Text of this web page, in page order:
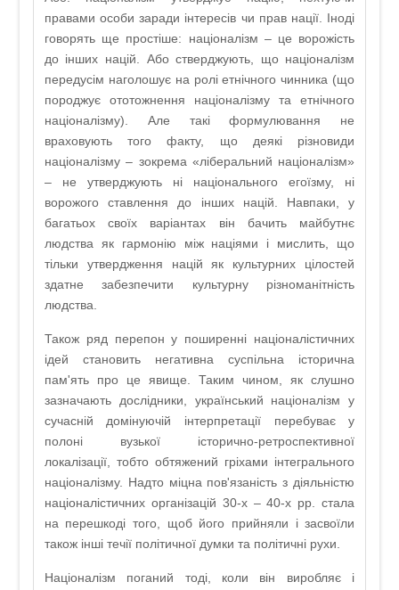
правами особи заради інтересів чи прав нації. Іноді
говорять ще простіше: націоналізм – це ворожість
до інших націй. Або стверджують, що націоналізм
передусім наголошує на ролі етнічного чинника (що
породжує ототожнення націоналізму та етнічного
націоналізму). Але такі формулювання не
враховують того факту, що деякі різновиди
націоналізму – зокрема «ліберальний націоналізм»
– не утверджують ні національного егоїзму, ні
ворожого ставлення до інших націй. Навпаки, у
багатьох своїх варіантах він бачить майбутнє
людства як гармонію між націями і мислить, що
тільки утвердження націй як культурних цілостей
здатне забезпечити культурну різноманітність
людства.
Також ряд перепон у поширенні націоналістичних
ідей становить негативна суспільна історична
пам'ять про це явище. Таким чином, як слушно
зазначають дослідники, український націоналізм у
сучасній домінуючій інтерпретації перебуває у
полоні вузької історично-ретроспективної
локалізації, тобто обтяжений гріхами інтегрального
націоналізму. Надто міцна пов'язаність з діяльністю
націоналістичних організацій 30-х – 40-х pp. стала
на перешкоді того, щоб його прийняли і засвоїли
також інші течії політичної думки та політичні рухи.
Націоналізм поганий тоді, коли він виробляє і